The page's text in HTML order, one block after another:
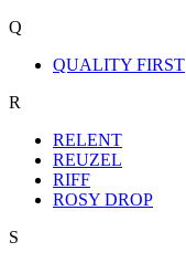
Q
QUALITY FIRST
R
RELENT
REUZEL
RIFF
ROSY DROP
S